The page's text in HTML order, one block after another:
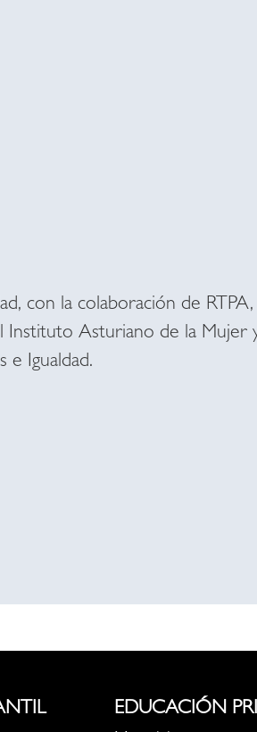
con la colaboración de
Instituto Asturiano de la Mujer
e Igualdad.
EDUCACIÓN